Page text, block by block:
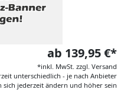
ab 139,95 €*
*inkl. MwSt. zzgl. Versand
unterschiedlich - je nach Anbieter
sich jederzeit ändern und höher sein